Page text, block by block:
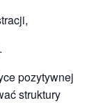
pozytywnej
struktury